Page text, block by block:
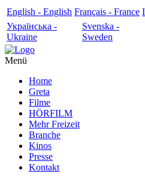
English - English Français - France
Українська -
Ukraine
Svenska -
Sweden
Menü
Home
Greta
Filme
HÖRFILM
Mehr Freizeit
Branche
Kinos
Presse
Kontakt